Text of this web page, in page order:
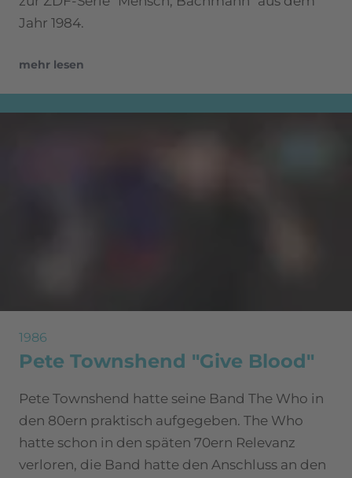
Jahr 1984.
mehr lesen
1986
Pete Townshend "Give Blood"
Pete Townshend hatte seine Band The Who in
den 80ern praktisch aufgegeben. The Who
hatte schon in den späten 70ern Relevanz
verloren, die Band hatte den Anschluss an den